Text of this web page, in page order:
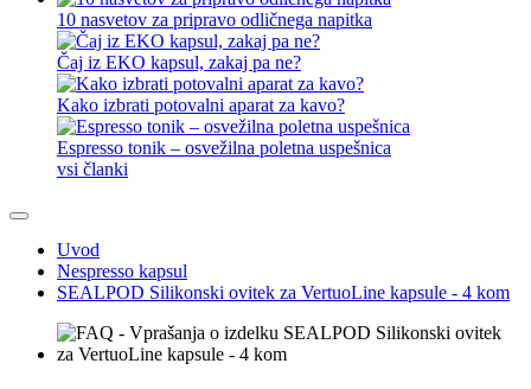
10 nasvetov za pripravo odličnega napitka
Čaj iz EKO kapsul, zakaj pa ne?
Kako izbrati potovalni aparat za kavo?
Espresso tonik – osvežilna poletna uspešnica
vsi članki
Uvod
Nespresso kapsul
SEALPOD Silikonski ovitek za VertuoLine kapsule - 4 kom